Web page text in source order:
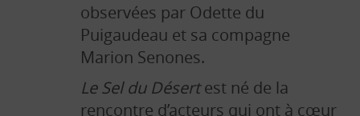
observées par Odette du
Puigaudeau et sa compagne
Marion Senones.
Le Sel du Désertest né de la
rencontre d’acteurs qui ont à cœur